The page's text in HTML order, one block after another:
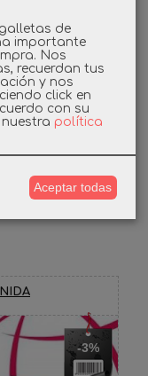
-3%
de
importante
Nos
recuerdan tus
y nos
click en
con su
política
Aceptar todas